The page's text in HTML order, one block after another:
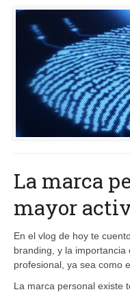
La marca
mayor
En el vlog de hoy te
branding, y la
profesional, ya sea como
La marca personal existe